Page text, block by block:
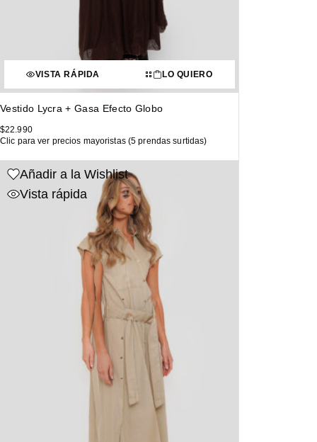
VISTA RÁPIDA LO QUIERO
Vestido Lycra + Gasa Efecto Globo
$22.990
Clic para ver precios mayoristas (5 prendas surtidas)
Añadir a la Wishlist
Vista rápida